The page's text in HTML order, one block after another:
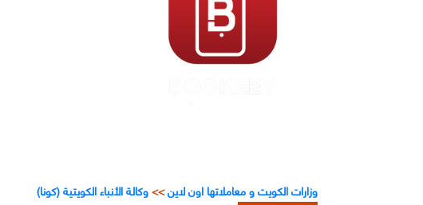
وزارات الكويت و معاملاتها اون لاين>>وكالة الأنباء الكويتية (كونا)